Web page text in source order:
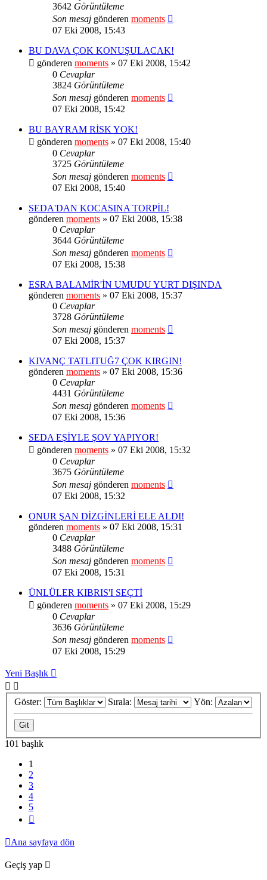
3642 Görüntüleme
Son mesaj gönderen moments
07 Eki 2008, 15:43
BU DAVA ÇOK KONUŞULACAK!
gönderen moments » 07 Eki 2008, 15:42
0 Cevaplar
3824 Görüntüleme
Son mesaj gönderen moments
07 Eki 2008, 15:42
BU BAYRAM RİSK YOK!
gönderen moments » 07 Eki 2008, 15:40
0 Cevaplar
3725 Görüntüleme
Son mesaj gönderen moments
07 Eki 2008, 15:40
SEDA'DAN KOCASINA TORPİL!
gönderen moments » 07 Eki 2008, 15:38
0 Cevaplar
3644 Görüntüleme
Son mesaj gönderen moments
07 Eki 2008, 15:38
ESRA BALAMİR'İN UMUDU YURT DIŞINDA
gönderen moments » 07 Eki 2008, 15:37
0 Cevaplar
3728 Görüntüleme
Son mesaj gönderen moments
07 Eki 2008, 15:37
KIVANÇ TATLITUĞ7 ÇOK KIRGIN!
gönderen moments » 07 Eki 2008, 15:36
0 Cevaplar
4431 Görüntüleme
Son mesaj gönderen moments
07 Eki 2008, 15:36
SEDA EŞİYLE ŞOV YAPIYOR!
gönderen moments » 07 Eki 2008, 15:32
0 Cevaplar
3675 Görüntüleme
Son mesaj gönderen moments
07 Eki 2008, 15:32
ONUR ŞAN DİZGİNLERİ ELE ALDI!
gönderen moments » 07 Eki 2008, 15:31
0 Cevaplar
3488 Görüntüleme
Son mesaj gönderen moments
07 Eki 2008, 15:31
ÜNLÜLER KIBRIS'I SEÇTİ
gönderen moments » 07 Eki 2008, 15:29
0 Cevaplar
3636 Görüntüleme
Son mesaj gönderen moments
07 Eki 2008, 15:29
Yeni Başlık
Göster: Sırala: Yön:
101 başlık
1
2
3
4
5
Ana sayfaya dön
Geçiş yap